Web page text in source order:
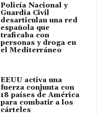
Policía Nacional y
Guardia Civil
desarticulan una red
española que
traficaba con
personas y droga en
el Mediterráneo
EEUU activa una
fuerza conjunta con
18 países de América
para combatir a los
cárteles